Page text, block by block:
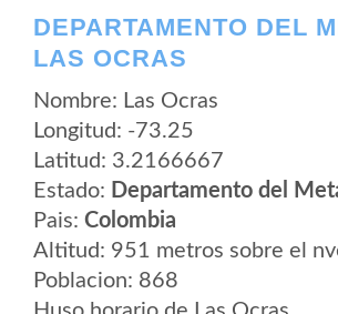
DEPARTAMENTO DEL
LAS OCRAS
Nombre: Las Ocras
Longitud: -73.25
Latitud: 3.2166667
Estado: Departamento del
Pais: Colombia
Altitud: 951 metros sobre el
Poblacion: 868